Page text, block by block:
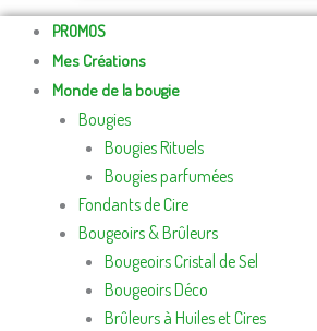
PROMOS
Mes Créations
Monde de la bougie
Bougies
Bougies Rituels
Bougies parfumées
Fondants de Cire
Bougeoirs & Brûleurs
Bougeoirs Cristal de Sel
Bougeoirs Déco
Brûleurs à Huiles et Cires